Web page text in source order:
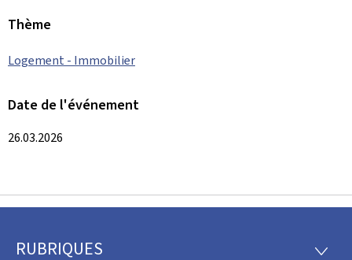
Thème
Logement - Immobilier
Date de l'événement
26.03.2026
RUBRIQUES